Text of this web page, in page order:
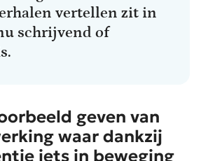
vertellen zit in
schrijvend of
geven van
waar dankzij
iets in beweging